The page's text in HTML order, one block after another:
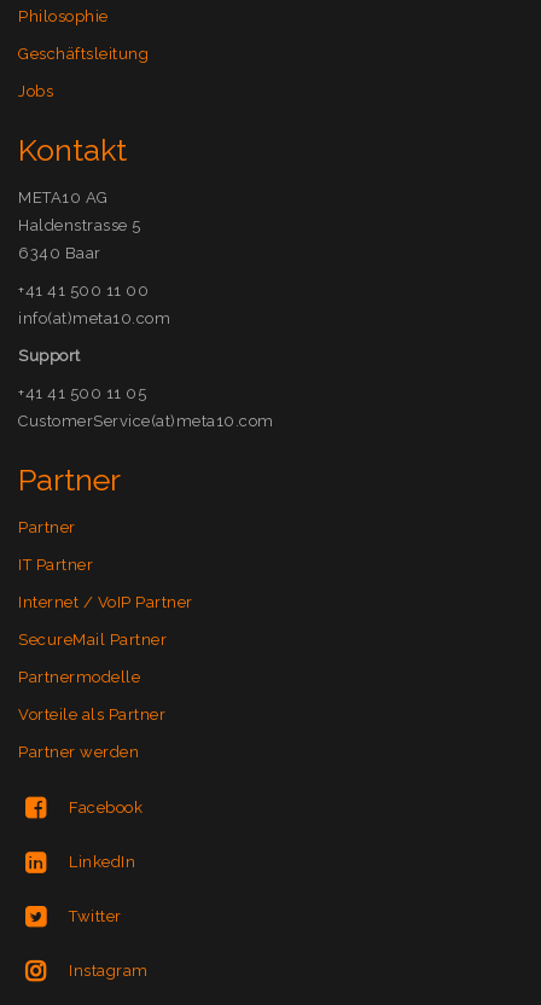
Philosophie
Geschäftsleitung
Jobs
Kontakt
META10 AG
Haldenstrasse 5
6340 Baar
+41 41 500 11 00
info(at)meta10.com
Support
+41 41 500 11 05
CustomerService(at)meta10.com
Partner
Partner
IT Partner
Internet / VoIP Partner
SecureMail Partner
Partnermodelle
Vorteile als Partner
Partner werden
Facebook
LinkedIn
Twitter
Instagram